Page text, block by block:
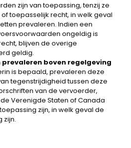
zijn van toepassing, tenzij ze
toepasselijk recht, in welk geval
prevaleren. Indien een
ongeldig is
blijven de overige
geldig.
boven regelgeving
is bepaald, prevaleren deze
tegenstrijdigheid tussen deze
van de vervoerder,
Verenigde Staten of Canada
zijn, in welk geval de
zijn.